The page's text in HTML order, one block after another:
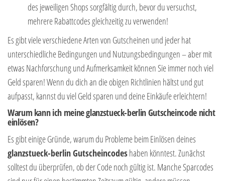
des jeweiligen Shops sorgfältig durch, bevor du versuchst,
mehrere Rabattcodes gleichzeitig zu verwenden!
Es gibt viele verschiedene Arten von Gutscheinen und jeder hat
unterschiedliche Bedingungen und Nutzungsbedingungen – aber mit
etwas Nachforschung und Aufmerksamkeit können Sie immer noch viel
Geld sparen! Wenn du dich an die obigen Richtlinien hältst und gut
aufpasst, kannst du viel Geld sparen und deine Einkäufe erleichtern!
Warum kann ich meine glanzstueck-berlin Gutscheincode nicht
einlösen?
Es gibt einige Gründe, warum du Probleme beim Einlösen deines
glanzstueck-berlin Gutscheincodeshaben könntest. Zunächst
solltest du überprüfen, ob der Code noch gültig ist. Manche Sparcodes